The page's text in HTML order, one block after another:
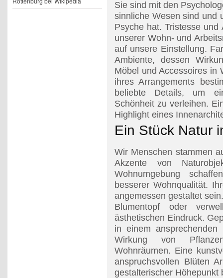
Sie sind mit den
sinnliche Wesen sind und
Psyche hat. Tristesse
unserer Wohn- und
auf unsere Einstellung.
Ambiente, dessen
Möbel und Accessoires in
ihres Arrangements
beliebte Details, um
Schönheit zu verleihen.
Highlight eines
Ein Stück Natur
Wir Menschen stammen
Akzente von
Wohnumgebung
besserer Wohnqualität.
angemessen gestaltet
Blumentopf oder
ästhetischen Eindruck.
in einem ansprechenden
Wirkung von
Wohnräumen. Eine
anspruchsvollen Blüten
gestalterischer Höhepunkt